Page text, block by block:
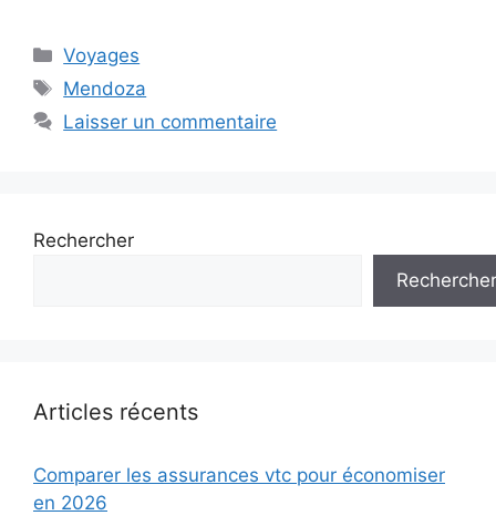
Catégories
Voyages
Étiquettes
Mendoza
Laisser un commentaire
Rechercher
Rechercher
Articles récents
Comparer les assurances vtc pour économiser
en 2026